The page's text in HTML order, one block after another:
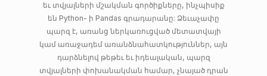
եւ տվյալների մշակման գործիքները, ինչպիսիք
են Python- ի Pandas գրադարանը: Ձեւաչափը
պարզ է, առանց ներկառուցված մետատվայի
կամ առաջադեմ առանձնահատկություններ, այն
դարձնելով թեթեւ եւ իդեալական, պարզ
տվյալների փոխանակման համար, չնայած դրան